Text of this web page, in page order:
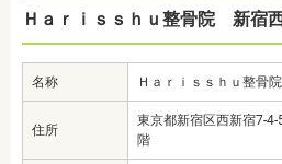
Ｈａｒｉｓｓｈｕ整骨院 新宿
名称 Ｈａｒｉｓｓｈｕ整骨
住所
東京都新宿区西新宿7-
階